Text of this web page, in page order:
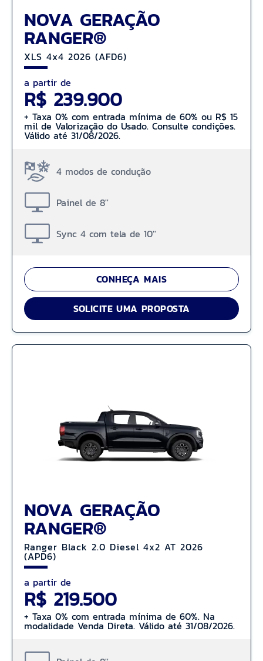
NOVA GERAÇÃO
RANGER®
XLS 4x4 2026 (AFD6)
a partir de
R$ 239.900
+ Taxa 0% com entrada mínima de 60% ou R$ 15
mil de Valorização do Usado. Consulte condições.
Válido até 31/08/2026.
4 modos de condução
Painel de 8''
Sync 4 com tela de 10''
CONHEÇA MAIS
SOLICITE UMA PROPOSTA
NOVA GERAÇÃO
RANGER®
Ranger Black 2.0 Diesel 4x2 AT 2026
(APD6)
a partir de
R$ 219.500
+ Taxa 0% com entrada mínima de 60%. Na
modalidade Venda Direta. Válido até 31/08/2026.